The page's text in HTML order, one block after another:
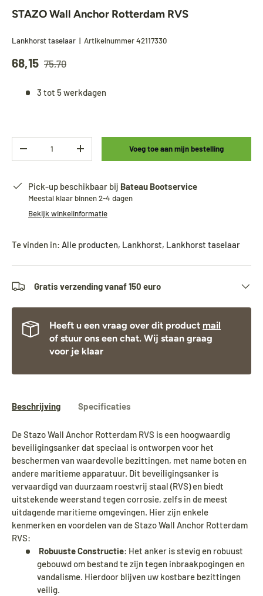
STAZO Wall Anchor Rotterdam RVS
Lankhorst taselaar | Artikelnummer42117330
68,15 75,70
3 tot 5 werkdagen
-
+ Voeg toe aan mijn bestelling
Pick-up beschikbaar bij Bateau Bootservice
Meestal klaar binnen 2-4 dagen
Bekijk winkelinformatie
Te vinden in: Alle producten, Lankhorst, Lankhorst taselaar
Gratis verzending vanaf 150 euro
Heeft u een vraag over dit product mail
of stuur ons een chat. Wij staan graag
voor je klaar
Beschrijving Specificaties
De Stazo Wall Anchor Rotterdam RVS is een hoogwaardig
beveiligingsanker dat speciaal is ontworpen voor het
beschermen van waardevolle bezittingen, met name boten en
andere maritieme apparatuur. Dit beveiligingsanker is
vervaardigd van duurzaam roestvrij staal (RVS) en biedt
uitstekende weerstand tegen corrosie, zelfs in de meest
uitdagende maritieme omgevingen. Hier zijn enkele
kenmerken en voordelen van de Stazo Wall Anchor Rotterdam
RVS:
Robuuste Constructie: Het anker is stevig en robuust
gebouwd om bestand te zijn tegen inbraakpogingen en
vandalisme. Hierdoor blijven uw kostbare bezittingen
veilig.